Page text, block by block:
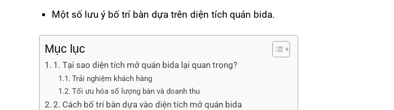
Một số lưu ý bố trí bàn dựa trên diện tích quán bida.
Mục lục
1. Tại sao diện tích mở quán bida lại quan trọng?
Trải nghiệm khách hàng
Tối ưu hóa số lượng bàn và doanh thu
2. Cách bố trí bàn dựa vào diện tích mở quán bida